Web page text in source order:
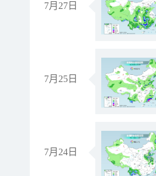
7月27日
7月25日
7月24日